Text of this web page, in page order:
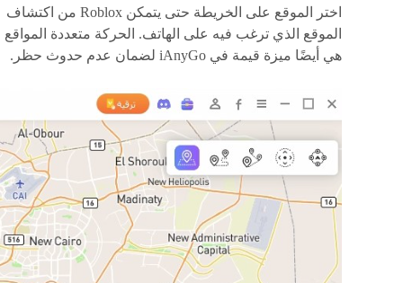
اختر الموقع على الخريطة حتى يتمكن Roblox من اكتشاف
الموقع الذي ترغب فيه على الهاتف. الحركة متعددة المواقع
هي أيضًا ميزة قيمة في iAnyGo لضمان عدم حدوث حظر.